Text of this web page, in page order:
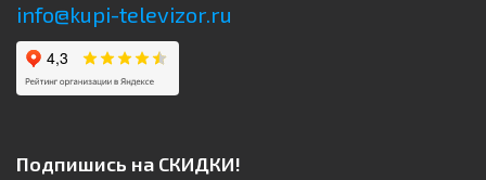
info@kupi-televizor.ru
Подпишись на СКИДКИ!